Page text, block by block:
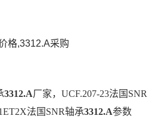
格,3312.A采购
3312.A厂家，UCF.207-23法国SNR
法国SNR轴承3312.A参数